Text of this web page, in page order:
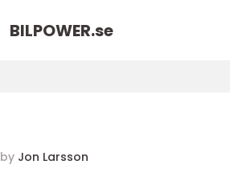
BILPOWER.se
by Jon Larsson